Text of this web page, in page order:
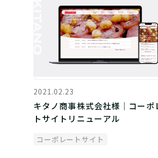
2021.02.23
キタノ商事株式会社様｜コーポ
トサイトリニューアル
コーポレートサイト